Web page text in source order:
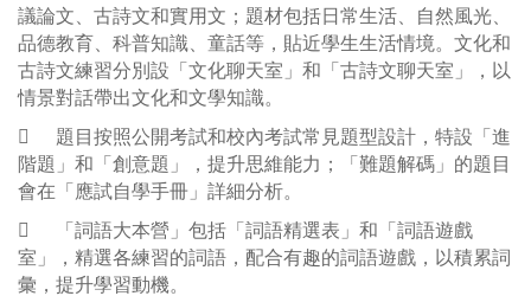
議論文、古詩文和實用文；題材包括日常生活、自然風光、
品德教育、科普知識、童話等，貼近學生生活情境。文化和
古詩文練習分別設「文化聊天室」和「古詩文聊天室」，以
情景對話帶出文化和文學知識。

題目按照公開考試和校內考試常見題型設計，特設「進
階題」和「創意題」，提升思維能力；「難題解碼」的題目
會在「應試自學手冊」詳細分析。

「詞語大本營」包括「詞語精選表」和「詞語遊戲
室」，精選各練習的詞語，配合有趣的詞語遊戲，以積累詞
彙，提升學習動機。